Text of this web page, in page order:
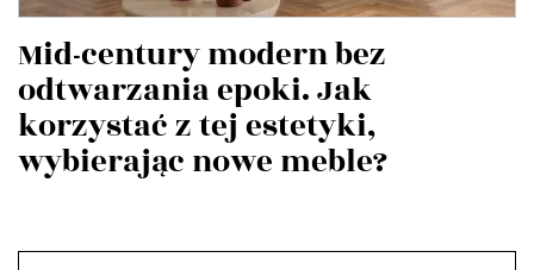
Mid-century modern bez
odtwarzania epoki. Jak
korzystać z tej estetyki,
wybierając nowe meble?